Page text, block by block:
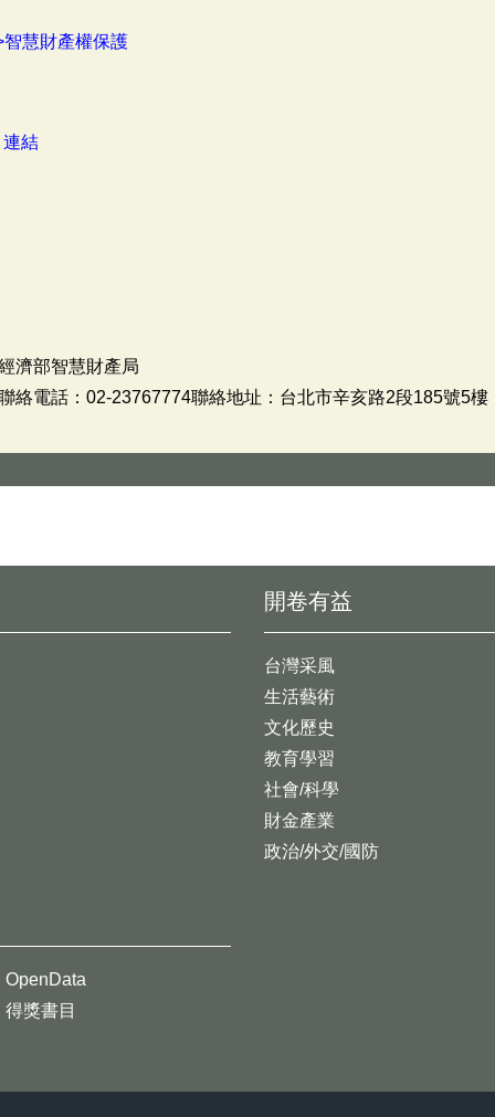
慧財產權保護
連結
濟部智慧財產局
絡電話：02-23767774聯絡地址：台北市辛亥路2段185號5樓
開卷有益
台灣采風
生活藝術
文化歷史
教育學習
社會/科學
財金產業
政治/外交/國防
OpenData
得獎書目